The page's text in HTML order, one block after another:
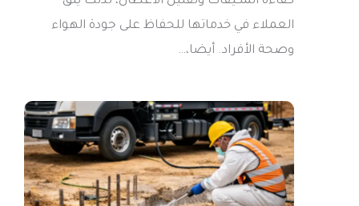
العملاء في خدماتها للحفاظ على جودة الهواء
وصحة الأفراد. أيضا،…